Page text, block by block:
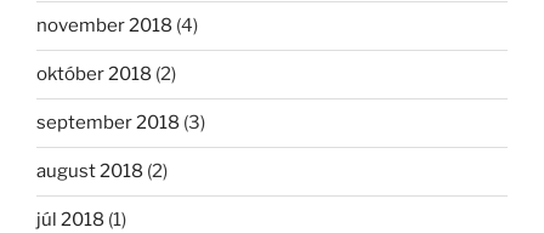
november 2018 (4)
október 2018 (2)
september 2018 (3)
august 2018 (2)
júl 2018 (1)